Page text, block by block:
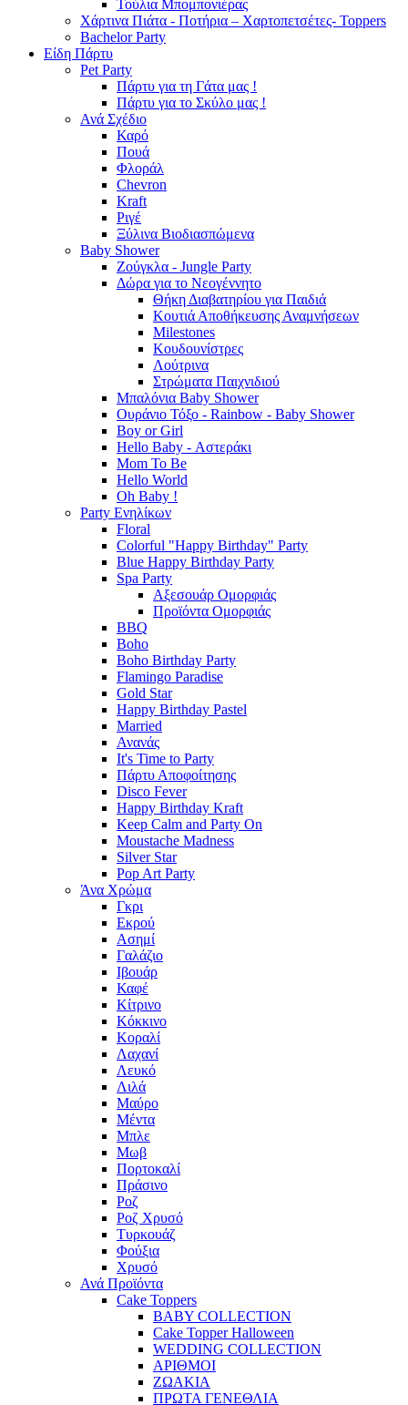
Τούλια Μπομπονιέρας
Χάρτινα Πιάτα - Ποτήρια – Χαρτοπετσέτες- Toppers
Bachelor Party
Είδη Πάρτυ
Pet Party
Πάρτυ για τη Γάτα μας !
Πάρτυ για το Σκύλο μας !
Ανά Σχέδιο
Καρό
Πουά
Φλοράλ
Chevron
Kraft
Ριγέ
Ξύλινα Βιοδιασπώμενα
Baby Shower
Ζούγκλα - Jungle Party
Δώρα για το Νεογέννητο
Θήκη Διαβατηρίου για Παιδιά
Κουτιά Αποθήκευσης Αναμνήσεων
Milestones
Κουδουνίστρες
Λούτρινα
Στρώματα Παιχνιδιού
Μπαλόνια Baby Shower
Ουράνιο Τόξο - Rainbow - Baby Shower
Boy or Girl
Hello Baby - Αστεράκι
Mom To Be
Hello World
Oh Baby !
Party Ενηλίκων
Floral
Colorful "Happy Birthday" Party
Blue Happy Birthday Party
Spa Party
Αξεσουάρ Ομορφιάς
Προϊόντα Ομορφιάς
BBQ
Boho
Boho Birthday Party
Flamingo Paradise
Gold Star
Happy Birthday Pastel
Married
Ανανάς
It's Time to Party
Πάρτυ Αποφοίτησης
Disco Fever
Happy Birthday Kraft
Keep Calm and Party On
Moustache Madness
Silver Star
Pop Art Party
Άνα Χρώμα
Γκρι
Εκρού
Ασημί
Γαλάζιο
Ιβουάρ
Καφέ
Κίτρινο
Κόκκινο
Κοραλί
Λαχανί
Λευκό
Λιλά
Μαύρο
Μέντα
Μπλε
Μωβ
Πορτοκαλί
Πράσινο
Ροζ
Ροζ Χρυσό
Τυρκουάζ
Φούξια
Χρυσό
Ανά Προϊόντα
Cake Toppers
BABY COLLECTION
Cake Topper Halloween
WEDDING COLLECTION
ΑΡΙΘΜΟΙ
ΖΩΑΚΙΑ
ΠΡΩΤΑ ΓΕΝΕΘΛΙΑ